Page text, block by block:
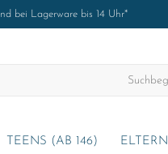
bei Lagerware bis 14 Uhr*
TEENS (AB 146) ELTERN